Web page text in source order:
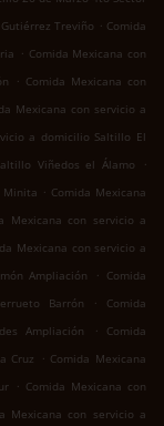
Treviño . Comida
. Comida Mexicana con
. Comida Mexicana con
Mexicana con servicio a
a domicilio Saltillo El
Viñedos el Álamo
.
Minita . Comida Mexicana
Mexicana con servicio a
Mexicana con servicio a
Ampliación
. Comida
Barrón
.
Comida
Ampliación
.
Comida
Cruz
. Comida Mexicana
. Comida Mexicana con
Mexicana con servicio a